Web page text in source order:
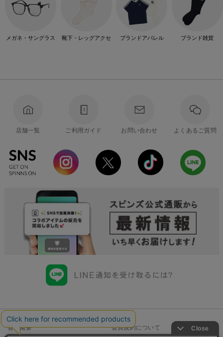
メガネ・サングラス 靴下・レッグアクセ ブランドアパレル ブランド雑貨
店舗一覧 ご利用ガイド お問い合わせ よくあるご質問
会社概要 会員規約について